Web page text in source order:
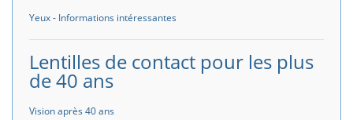
Yeux - Informations intéressantes
Lentilles de contact pour les plus
de 40 ans
Vision après 40 ans